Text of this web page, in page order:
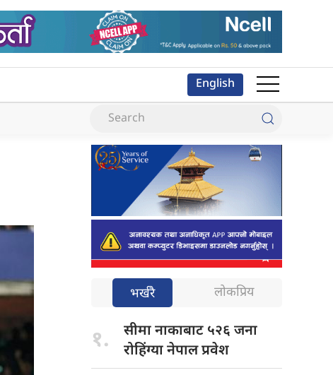
English
भर्खरै लोकप्रिय
१. सीमा नाकाबाट ५२६ जना
रोहिंग्या नेपाल प्रवेश